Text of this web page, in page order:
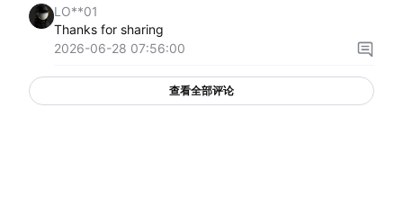
LO**01
Thanks for sharing
2026-06-28 07:56:00
查看全部评论